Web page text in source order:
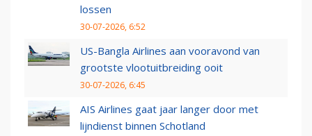
lossen
30-07-2026, 6:52
US-Bangla Airlines aan vooravond van
grootste vlootuitbreiding ooit
30-07-2026, 6:45
AIS Airlines gaat jaar langer door met
lijndienst binnen Schotland